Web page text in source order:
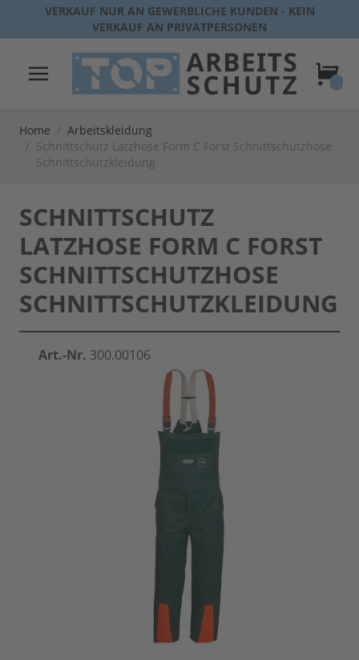
Direkt zum Inhalt
VERKAUF NUR AN GEWERBLICHE KUNDEN - KEIN
VERKAUF AN PRIVATPERSONEN
Home / Arbeitskleidung
/ Schnittschutz Latzhose Form C Forst Schnittschutzhose
Schnittschutzkleidung
SCHNITTSCHUTZ
LATZHOSE FORM C FORST
SCHNITTSCHUTZHOSE
SCHNITTSCHUTZKLEIDUNG
Art.-Nr. 300.00106